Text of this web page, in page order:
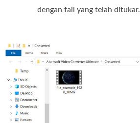
dengan fail yang telah ditukar.